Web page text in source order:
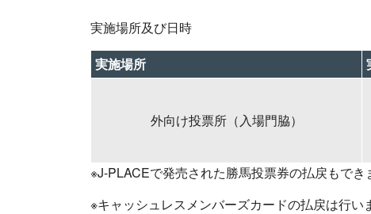
実施場所及び日時
実施場所
外向け投票所（入場門脇）
※J-PLACEで発売された勝馬投票券の払戻もでき
※キャッシュレスメンバーズカードの払戻は行い